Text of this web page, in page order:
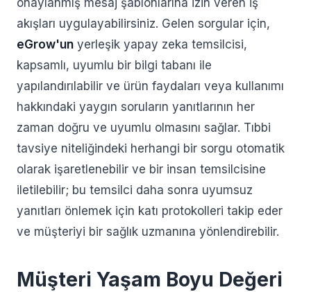
onaylanmış mesaj şablonlarına izin veren iş
akışları uygulayabilirsiniz. Gelen sorgular için,
eGrow'un yerleşik yapay zeka temsilcisi,
kapsamlı, uyumlu bir bilgi tabanı ile
yapılandırılabilir ve ürün faydaları veya kullanımı
hakkındaki yaygın soruların yanıtlarının her
zaman doğru ve uyumlu olmasını sağlar. Tıbbi
tavsiye niteliğindeki herhangi bir sorgu otomatik
olarak işaretlenebilir ve bir insan temsilcisine
iletilebilir; bu temsilci daha sonra uyumsuz
yanıtları önlemek için katı protokolleri takip eder
ve müşteriyi bir sağlık uzmanına yönlendirebilir.
Müşteri Yaşam Boyu Değeri